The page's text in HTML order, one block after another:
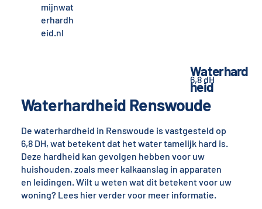
mijnwat
erhardh
eid.nl
Waterhardheid Renswoude
De waterhardheid in Renswoude is vastgesteld op
6,8 DH, wat betekent dat het water tamelijk hard is.
Deze hardheid kan gevolgen hebben voor uw
huishouden, zoals meer kalkaanslag in apparaten
en leidingen. Wilt u weten wat dit betekent voor uw
woning? Lees hier verder voor meer informatie.
Waterhard
heid
6,8 dH